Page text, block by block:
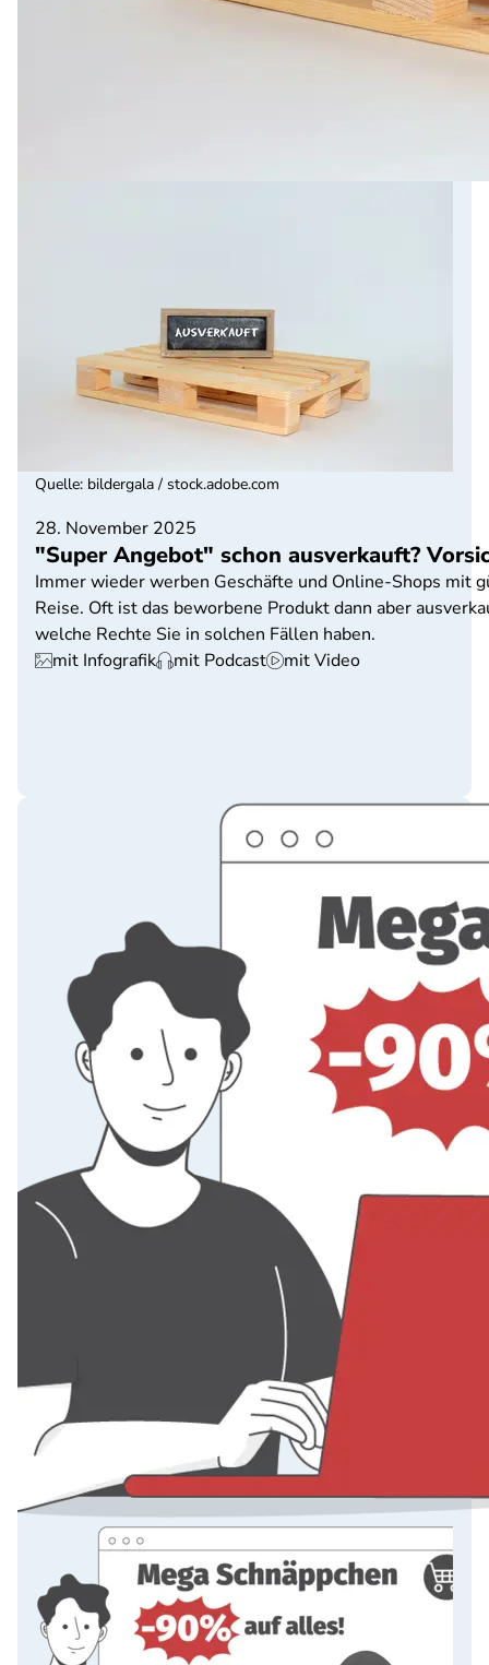
28. November 2025
"Super Angebot" schon ausverkauft?
Immer wieder werben Geschäfte und Online-Shops
Reise. Oft ist das beworbene Produkt dann aber
welche Rechte Sie in solchen Fällen haben.
mit Infografik
mit Podcast mit Video
Quelle: bildergala / stock.adobe.com